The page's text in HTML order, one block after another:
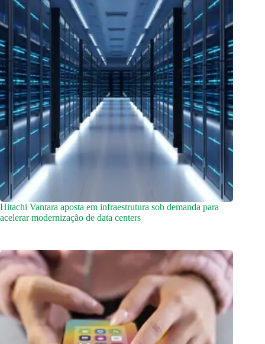
Hitachi Vantara aposta em infraestrutura sob demanda para
acelerar modernização de data centers